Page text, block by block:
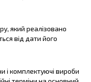
який реалізовано
від дати його
і комплектуючі вироби